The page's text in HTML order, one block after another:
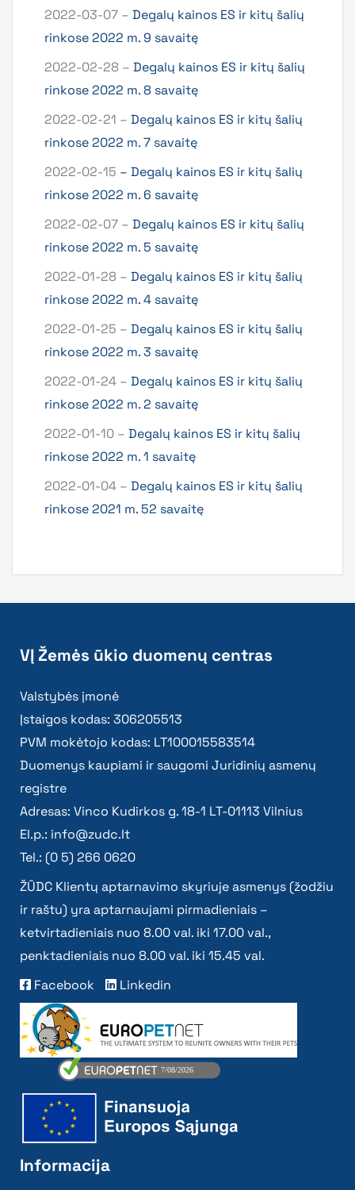
2022-03-07 – Degalų kainos ES ir kitų šalių
rinkose 2022 m. 9 savaitę
2022-02-28 – Degalų kainos ES ir kitų šalių
rinkose 2022 m. 8 savaitę
2022-02-21 – Degalų kainos ES ir kitų šalių
rinkose 2022 m. 7 savaitę
2022-02-15 – Degalų kainos ES ir kitų šalių
rinkose 2022 m. 6 savaitę
2022-02-07 – Degalų kainos ES ir kitų šalių
rinkose 2022 m. 5 savaitę
2022-01-28 – Degalų kainos ES ir kitų šalių
rinkose 2022 m. 4 savaitę
2022-01-25 – Degalų kainos ES ir kitų šalių
rinkose 2022 m. 3 savaitę
2022-01-24 – Degalų kainos ES ir kitų šalių
rinkose 2022 m. 2 savaitę
2022-01-10 – Degalų kainos ES ir kitų šalių
rinkose 2022 m. 1 savaitę
2022-01-04 – Degalų kainos ES ir kitų šalių
rinkose 2021 m. 52 savaitę
VĮ Žemės ūkio duomenų centras
Valstybės įmonė
Įstaigos kodas: 306205513
PVM mokėtojo kodas: LT100015583514
Duomenys kaupiami ir saugomi Juridinių asmenų
registre
Adresas: Vinco Kudirkos g. 18-1 LT-01113 Vilnius
El.p.: info@zudc.lt
Tel.: (0 5) 266 0620
ŽŪDC Klientų aptarnavimo skyriuje asmenys (žodžiu
ir raštu) yra aptarnaujami pirmadieniais –
ketvirtadieniais nuo 8.00 val. iki 17.00 val.,
penktadieniais nuo 8.00 val. iki 15.45 val.
Facebook
Linkedin
Informacija